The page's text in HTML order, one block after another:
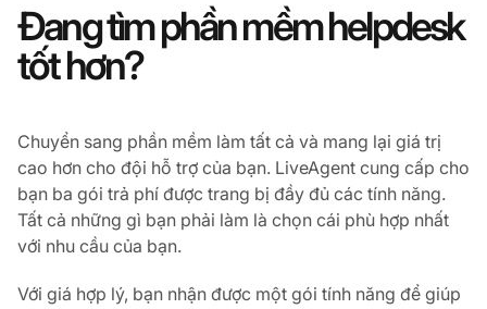
Đang tìm phần mềm helpdesk
tốt hơn?
Chuyển sang phần mềm làm tất cả và mang lại giá trị
cao hơn cho đội hỗ trợ của bạn. LiveAgent cung cấp cho
bạn ba gói trả phí được trang bị đầy đủ các tính năng.
Tất cả những gì bạn phải làm là chọn cái phù hợp nhất
với nhu cầu của bạn.
Với giá hợp lý, bạn nhận được một gói tính năng để giúp